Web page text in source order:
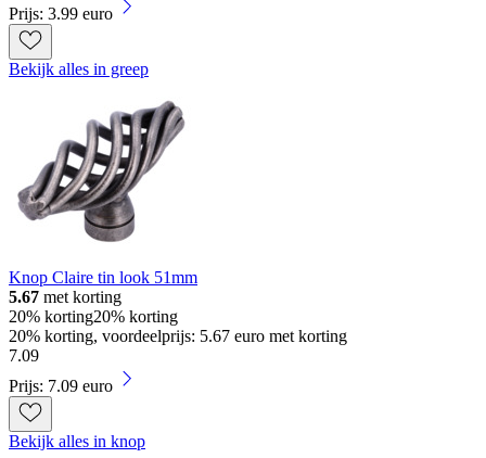
Prijs: 3.99 euro
Bekijk alles in greep
Knop Claire tin look 51mm
5.67 met korting
20% korting20% korting
20% korting, voordeelprijs: 5.67 euro met korting
7.09
Prijs: 7.09 euro
Bekijk alles in knop